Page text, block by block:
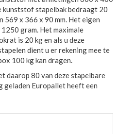
kunststof stapelbak bedraagt 20
569 x 366 x 90 mm. Het eigen
gram. Het maximale
is 20 kg en als u deze
dient u er rekening mee te
100 kg kan dragen.
daarop 80 van deze stapelbare
geladen Europallet heeft een